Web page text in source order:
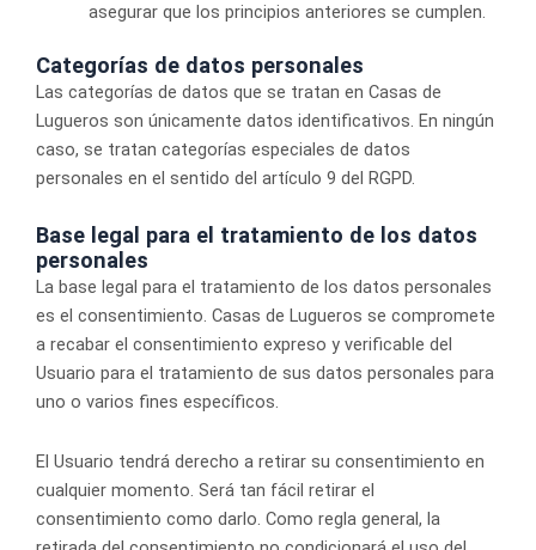
asegurar que los principios anteriores se cumplen.
Categorías de datos personales
Las categorías de datos que se tratan en Casas de
Lugueros son únicamente datos identificativos. En ningún
caso, se tratan categorías especiales de datos
personales en el sentido del artículo 9 del RGPD.
Base legal para el tratamiento de los datos
personales
La base legal para el tratamiento de los datos personales
es el consentimiento. Casas de Lugueros se compromete
a recabar el consentimiento expreso y verificable del
Usuario para el tratamiento de sus datos personales para
uno o varios fines específicos.
El Usuario tendrá derecho a retirar su consentimiento en
cualquier momento. Será tan fácil retirar el
consentimiento como darlo. Como regla general, la